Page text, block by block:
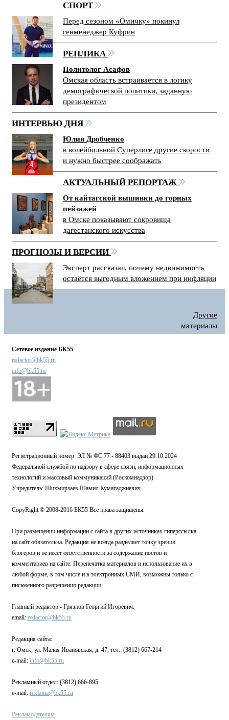
СПОРТ
Перед сезоном «Омичку» покинул
генменеджер Куфрин
РЕПЛИКА
Политолог Асафов
Омская область встраивается в логику
демографической политики, заданную
президентом
ИНТЕРВЬЮ ДНЯ
Юлия Дробченко
в волейбольной Суперлиге другие скорости
и нужно быстрее соображать
АКТУАЛЬНЫЙ РЕПОРТАЖ
От кайтагской вышивки до горных
пейзажей
в Омске показывают сокровища
дагестанского искусства
ПРОГНОЗЫ И ВЕРСИИ
Эксперт рассказал, почему недвижимость
остаётся выгодным вложением при инфляции
Другие
материалы
Сетевое издание БК55
redactor@bk55.ru
info@bk55.ru
Регистрационный номер: ЭЛ № ФС 77 - 88403 выдан 29.10.2024
Федеральной службой по надзору в сфере связи, информационных
технологий и массовый коммуникаций (Роскомнадзор)
Учредитель: Шихмирзаев Шамил Кумагаджиевич
CopyRight © 2008-2016 БК55 Все права защищены.
При размещении информации с сайта в других источниках гиперссылка
на сайт обязательна. Редакция не всегда разделяет точку зрения
блогеров и не несёт ответственности за содержание постов и
комментариев на сайте. Перепечатка материалов и использование их в
любой форме, в том числе и в электронных СМИ, возможны только с
письменного разрешения редакции.
Главный редактор - Грязнов Георгий Игоревич.
email: redactor@bk55.ru
Редакция сайта:
г. Омск, ул. Малая Ивановская, д. 47, тел.: (3812) 667-214
e-mail: info@bk55.ru
Рекламный отдел: (3812) 666-895
e-mail: reklama@bk55.ru
Рекламодателям